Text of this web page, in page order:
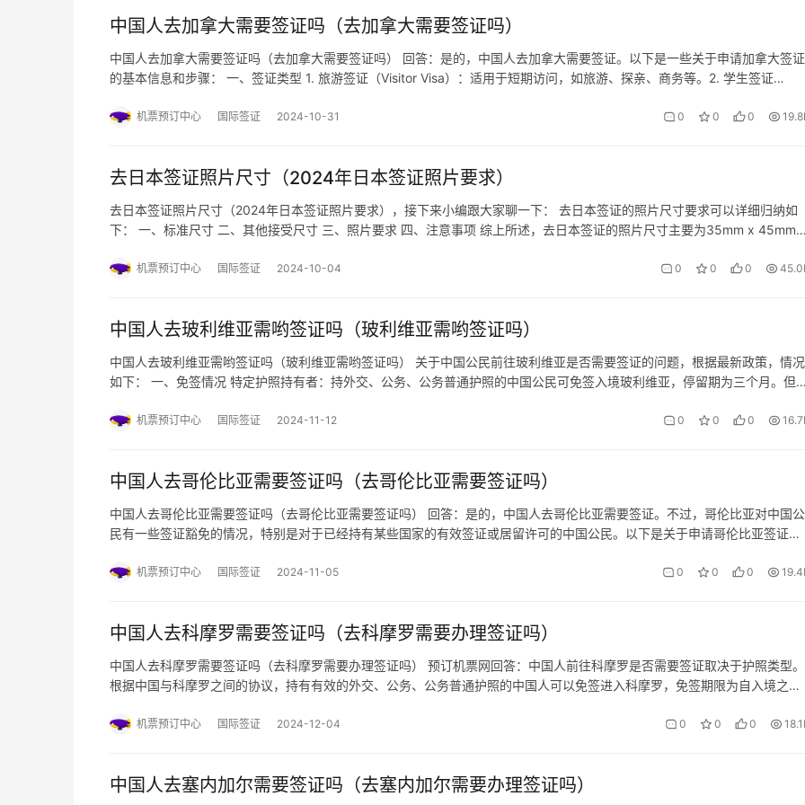
中国人去加拿大需要签证吗（去加拿大需要签证吗）
中国人去加拿大需要签证吗（去加拿大需要签证吗） 回答：是的，中国人去加拿大需要签证。以下是一些关于申请加拿大签证
的基本信息和步骤： 一、签证类型 1. 旅游签证（Visitor Visa）：适用于短期访问，如旅游、探亲、商务等。2. 学生签证
机票预订中心 国际签证 2024-10-31 0 0 0
去日本签证照片尺寸（2024年日本签证照片要求）
去日本签证照片尺寸（2024年日本签证照片要求），接下来小编跟大家聊一下： 去日本签证的照片尺寸要求可以详细归纳如
下： 一、标准尺寸 二、其他接受尺寸 三、照片要求 四、注意事项 综上所述，去日本签证的照片尺寸主要为35mm x 45mm，
上就是《…
机票预订中心 国际签证 2024-10-04 0 0 0
中国人去玻利维亚需哟签证吗（玻利维亚需哟签证吗）
中国人去玻利维亚需哟签证吗（玻利维亚需哟签证吗） 关于中国公民前往玻利维亚是否需要签证的问题，根据最新政策，情况
如下： 一、免签情况 特定护照持有者：持外交、公务、公务普通护照的中国公民可免签入境玻利维亚，停留期为三个月。但需
公民可申办旅游落地签…
机票预订中心 国际签证 2024-11-12 0 0 0
中国人去哥伦比亚需要签证吗（去哥伦比亚需要签证吗）
中国人去哥伦比亚需要签证吗（去哥伦比亚需要签证吗） 回答：是的，中国人去哥伦比亚需要签证。不过，哥伦比亚对中国公
民有一些签证豁免的情况，特别是对于已经持有某些国家的有效签证或居留许可的中国公民。以下是关于申请哥伦比亚签证的
经持有上述国家的有效…
机票预订中心 国际签证 2024-11-05 0 0 0
中国人去科摩罗需要签证吗（去科摩罗需要办理签证吗）
中国人去科摩罗需要签证吗（去科摩罗需要办理签证吗） ‌预订机票网回答：中国人前往科摩罗是否需要签证取决于护照类型。‌
根据中国与科摩罗之间的协议，持有有效的外交、公务、公务普通护照的中国人可以免签进入科摩罗，免签期限为自入境之日
国际机场）办理落地…
机票预订中心 国际签证 2024-12-04 0 0 0
中国人去塞内加尔需要签证吗（去塞内加尔需要办理签证吗）